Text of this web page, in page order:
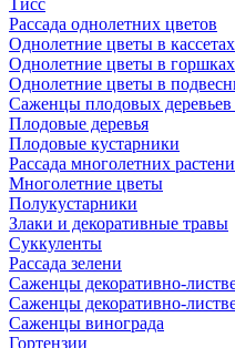
Тисc
Рассада однолетних цветов
Однолетние цветы в кассетах
Однолетние цветы в горшках
Однолетние цветы в
Саженцы плодовых деревьев
Плодовые деревья
Плодовые кустарники
Рассада многолетних
Многолетние цветы
Полукустарники
Злаки и декоративные травы
Суккуленты
Рассада зелени
Саженцы декоративно-
Саженцы декоративно-
Саженцы винограда
Гортензии